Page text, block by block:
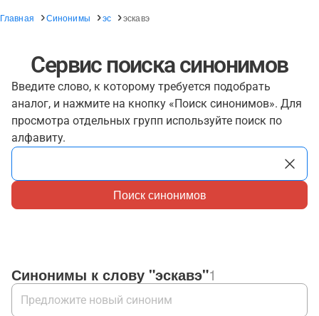
Главная Синонимы эс эскавэ
Сервис поиска синонимов
Введите слово, к которому требуется подобрать
аналог, и нажмите на кнопку «Поиск синонимов». Для
просмотра отдельных групп используйте поиск по
алфавиту.
Поиск синонимов
Синонимы к слову "эскавэ"1